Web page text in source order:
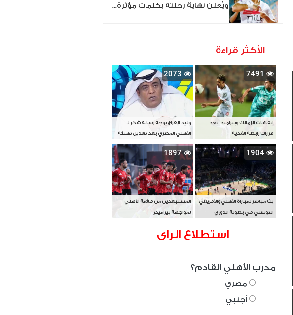
ويُعلن نهاية رحلته بكلمات مؤثرة...
الأكثر قراءة
7491
إيقافات الزمالك وبيراميدز بعد
قرارات رابطة الأندية
2073
وليد الفراج يوجه رسالة شكر لـ
الأهلي المصري بعد تعديل تهنئة
بطل آسيا
1904
بث مباشر لمباراة الأهلي والأفريقي
التونسي في بطولة الدوري
1897
المستبعدين من قائمة الأهلي
لمواجهة بيراميدز
استطلاع الراى
مدرب الأهلي القادم؟
مصري
أجنبي